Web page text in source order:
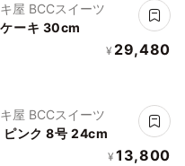
屋 BCCスイーツ
ーキ 30cm
¥ 29,480
屋 BCCスイーツ
ピンク 8号 24cm
¥ 13,800